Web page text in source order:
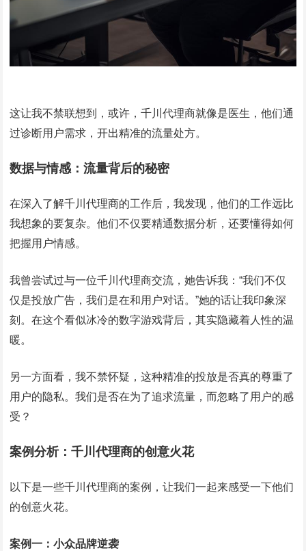
这让我不禁联想到，或许，千川代理商就像是医生，他们通
过诊断用户需求，开出精准的流量处方。
数据与情感：流量背后的秘密
在深入了解千川代理商的工作后，我发现，他们的工作远比
我想象的要复杂。他们不仅要精通数据分析，还要懂得如何
把握用户情感。
我曾尝试过与一位千川代理商交流，她告诉我：“我们不仅
仅是投放广告，我们是在和用户对话。”她的话让我印象深
刻。在这个看似冰冷的数字游戏背后，其实隐藏着人性的温
暖。
另一方面看，我不禁怀疑，这种精准的投放是否真的尊重了
用户的隐私。我们是否在为了追求流量，而忽略了用户的感
受？
案例分析：千川代理商的创意火花
以下是一些千川代理商的案例，让我们一起来感受一下他们
的创意火花。
案例一：小众品牌逆袭